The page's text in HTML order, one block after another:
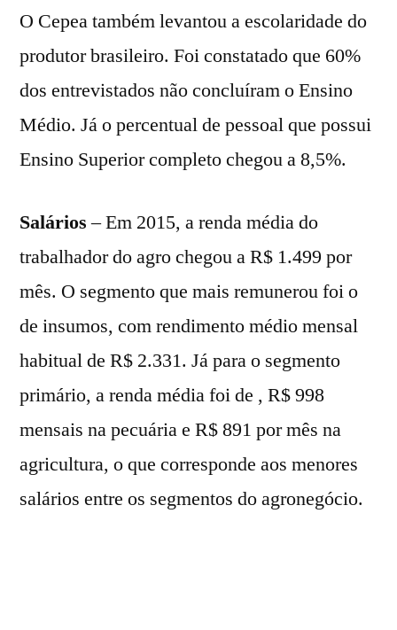
O Cepea também levantou a escolaridade do
produtor brasileiro. Foi constatado que 60%
dos entrevistados não concluíram o Ensino
Médio. Já o percentual de pessoal que possui
Ensino Superior completo chegou a 8,5%.
Salários– Em 2015, a renda média do
trabalhador do agro chegou a R$ 1.499 por
mês. O segmento que mais remunerou foi o
de insumos, com rendimento médio mensal
habitual de R$ 2.331. Já para o segmento
primário, a renda média foi de , R$ 998
mensais na pecuária e R$ 891 por mês na
agricultura, o que corresponde aos menores
salários entre os segmentos do agronegócio.